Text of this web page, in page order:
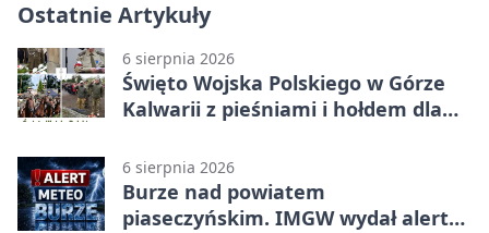
Ostatnie Artykuły
6 sierpnia 2026
Święto Wojska Polskiego w Górze
Kalwarii z pieśniami i hołdem dla
6 sierpnia 2026
Burze nad powiatem
piaseczyńskim. IMGW wydał alert